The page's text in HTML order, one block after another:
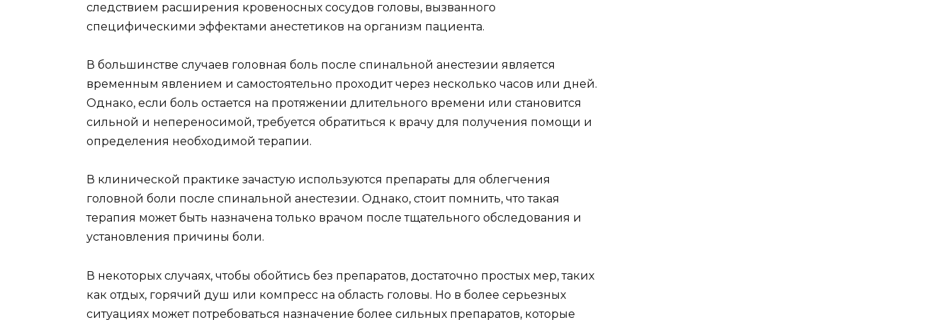
следствием расширения кровеносных сосудов головы, вызванного
специфическими эффектами анестетиков на организм пациента.
В большинстве случаев головная боль после спинальной анестезии является
временным явлением и самостоятельно проходит через несколько часов или дней.
Однако, если боль остается на протяжении длительного времени или становится
сильной и непереносимой, требуется обратиться к врачу для получения помощи и
определения необходимой терапии.
В клинической практике зачастую используются препараты для облегчения
головной боли после спинальной анестезии. Однако, стоит помнить, что такая
терапия может быть назначена только врачом после тщательного обследования и
установления причины боли.
В некоторых случаях, чтобы обойтись без препаратов, достаточно простых мер, таких
как отдых, горячий душ или компресс на область головы. Но в более серьезных
ситуациях может потребоваться назначение более сильных препаратов, которые